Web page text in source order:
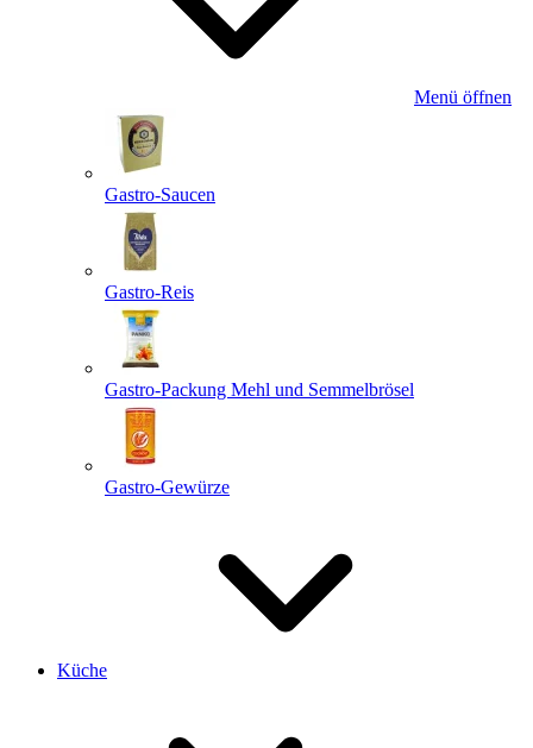
Menü öffnen
Gastro-Saucen
Gastro-Reis
Gastro-Packung Mehl und Semmelbrösel
Gastro-Gewürze
Küche